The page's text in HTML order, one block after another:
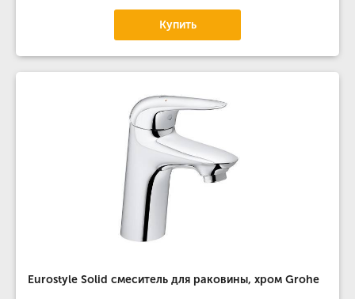
Купить
Eurostyle Solid смеситель для раковины, хром Grohe